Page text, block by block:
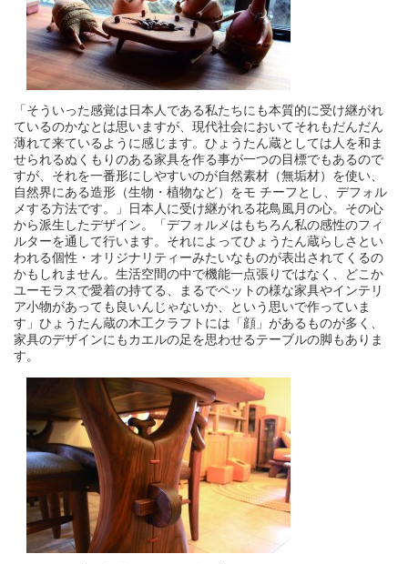
「そういった感覚は日本人である私たちにも本質的に受け継がれ
ているのかなとは思いますが、現代社会においてそれもだんだん
薄れて来ているように感じます。ひょうたん蔵としては人を和ま
せられるぬくもりのある家具を作る事が一つの目標でもあるので
すが、それを一番形にしやすいのが自然素材（無垢材）を使い、
自然界にある造形（生物・植物など）をモ チーフとし、デフォル
メする方法です。」日本人に受け継がれる花鳥風月の心。その心
から派生したデザイン。「デフォルメはもちろん私の感性のフィ
ルターを通して行います。それによってひょうたん蔵らしさとい
われる個性・オリジナリティーみたいなものが表出されてくるの
かもしれません。生活空間の中で機能一点張りではなく、どこか
ユーモラスで愛着の持てる、まるでペットの様な家具やインテリ
ア小物があっても良いんじゃないか、という思いで作っていま
す」ひょうたん蔵の木工クラフトには「顔」があるものが多く、
家具のデザインにもカエルの足を思わせるテーブルの脚もありま
す。